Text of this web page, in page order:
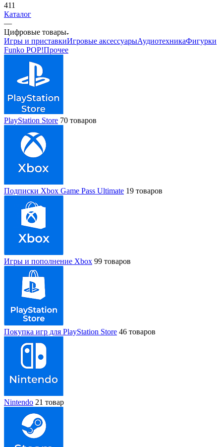
411
Каталог
—
Цифровые товары
Игры и приставкиИгровые аксессуарыАудиотехникаФигурки
Funko POP!Прочее
PlayStation Store 70 товаров
Подписки Xbox Game Pass Ultimate 19 товаров
Игры и пополнение Xbox 99 товаров
Покупка игр для PlayStation Store 46 товаров
Nintendo 21 товар